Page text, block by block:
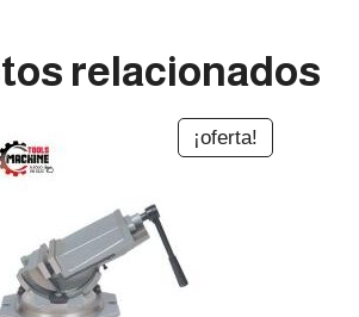
relacionados
¡oferta!